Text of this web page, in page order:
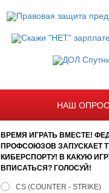
НАШ ОПРОС
ВРЕМЯ ИГРАТЬ ВМЕСТЕ!
ПРОФСОЮЗОВ ЗАПУСКАЕТ
КИБЕРСПОРТУ! В КАКУЮ
ВПИСАТЬСЯ? ГОЛОСУЙ!
CS (COUNTER - STRIKE)